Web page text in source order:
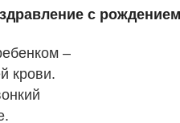
с
–
крови.